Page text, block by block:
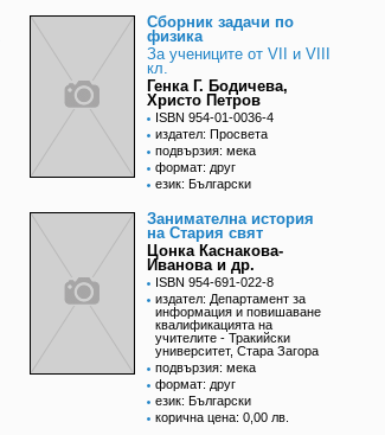
Сборник задачи по
физика
За учениците от VII и VIII
кл.
Генка Г. Бодичева,
Христо Петров
ISBN 954-01-0036-4
издател: Просвета
подвързия: мека
формат: друг
език: Български
Занимателна история
на Стария свят
Цонка Каснакова-
Иванова и др.
ISBN 954-691-022-8
издател: Департамент за
информация и повишаване
квалификацията на
учителите - Тракийски
университет, Стара Загора
подвързия: мека
формат: друг
език: Български
корична цена: 0,00 лв.